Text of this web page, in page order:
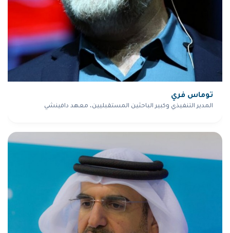
توماس فري
المدير التنفيذي وكبير الباحثين المستقبليين، معهد دافينشي